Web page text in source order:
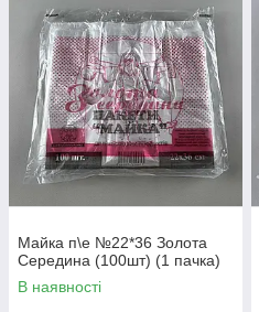
Майка п\е №22*36 Золота
Середина (100шт) (1 пачка)
В наявності